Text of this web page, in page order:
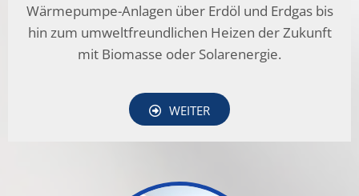
Wärmepumpe-Anlagen über Erdöl und Erdgas bis
hin zum umweltfreundlichen Heizen der Zukunft
mit Biomasse oder Solarenergie.
WEITER